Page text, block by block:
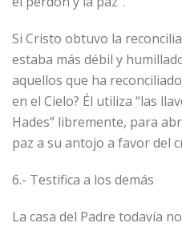
Si Cristo obtuvo la
estaba más débil y
aquellos que ha
en el Cielo? Él utiliza “las
Hades” libremente, para
paz a su antojo a favor del
6.- Testifica a los demás
La casa del Padre todavía